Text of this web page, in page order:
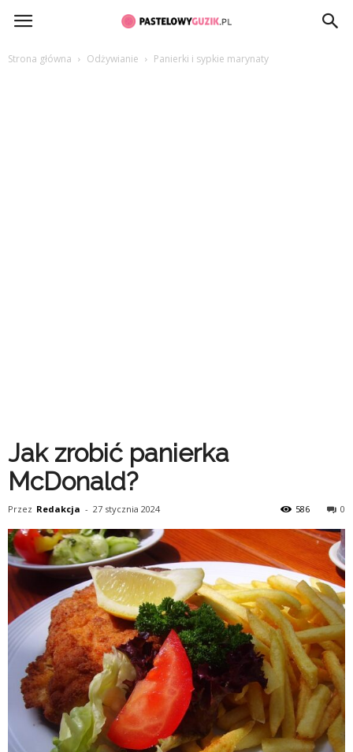
PastelowyGuzik.pl
Strona główna Odżywianie Panierki i sypkie marynaty
Jak zrobić panierka
McDonald?
Przez Redakcja - 27 stycznia 2024 0
586